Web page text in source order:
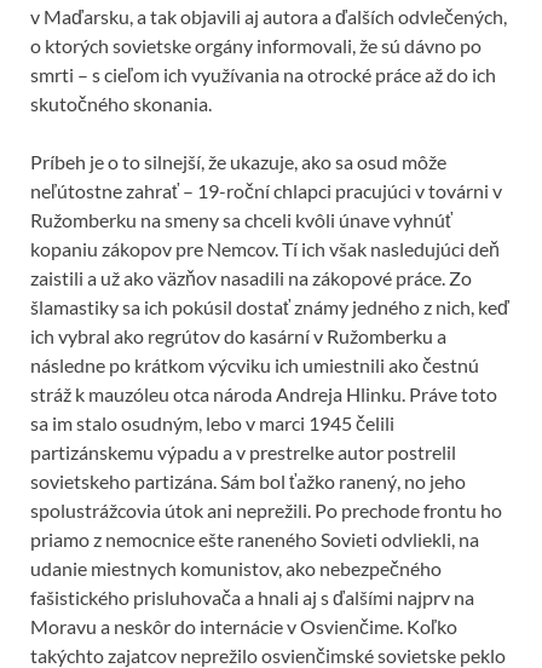
v Maďarsku, a tak objavili aj autora a ďalších odvlečených,
o ktorých sovietske orgány informovali, že sú dávno po
smrti – s cieľom ich využívania na otrocké práce až do ich
skutočného skonania.
Príbeh je o to silnejší, že ukazuje, ako sa osud môže
neľútostne zahrať – 19-roční chlapci pracujúci v továrni v
Ružomberku na smeny sa chceli kvôli únave vyhnúť
kopaniu zákopov pre Nemcov. Tí ich však nasledujúci deň
zaistili a už ako väzňov nasadili na zákopové práce. Zo
šlamastiky sa ich pokúsil dostať známy jedného z nich, keď
ich vybral ako regrútov do kasární v Ružomberku a
následne po krátkom výcviku ich umiestnili ako čestnú
stráž k mauzóleu otca národa Andreja Hlinku. Práve toto
sa im stalo osudným, lebo v marci 1945 čelili
partizánskemu výpadu a v prestrelke autor postrelil
sovietskeho partizána. Sám bol ťažko ranený, no jeho
spolustrážcovia útok ani neprežili. Po prechode frontu ho
priamo z nemocnice ešte raneného Sovieti odvliekli, na
udanie miestnych komunistov, ako nebezpečného
fašistického prisluhovača a hnali aj s ďalšími najprv na
Moravu a neskôr do internácie v Osvienčime. Koľko
takýchto zajatcov neprežilo osvienčimské sovietske peklo